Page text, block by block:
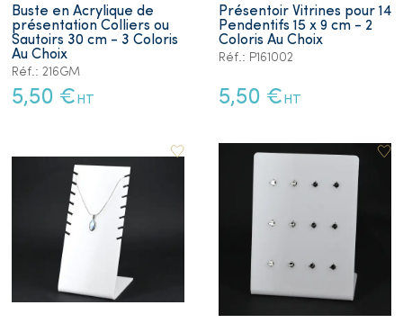
Buste en Acrylique de
présentation Colliers ou
Sautoirs 30 cm - 3 Coloris
Au Choix
Réf.: 216GM
5,50 € HT
Présentoir Vitrines pour 14
Pendentifs 15 x 9 cm - 2
Coloris Au Choix
Réf.: P161002
5,50 € HT